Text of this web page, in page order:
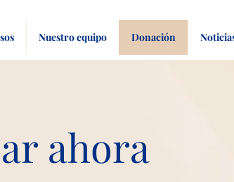
Nuestro equipo Donación
ahora